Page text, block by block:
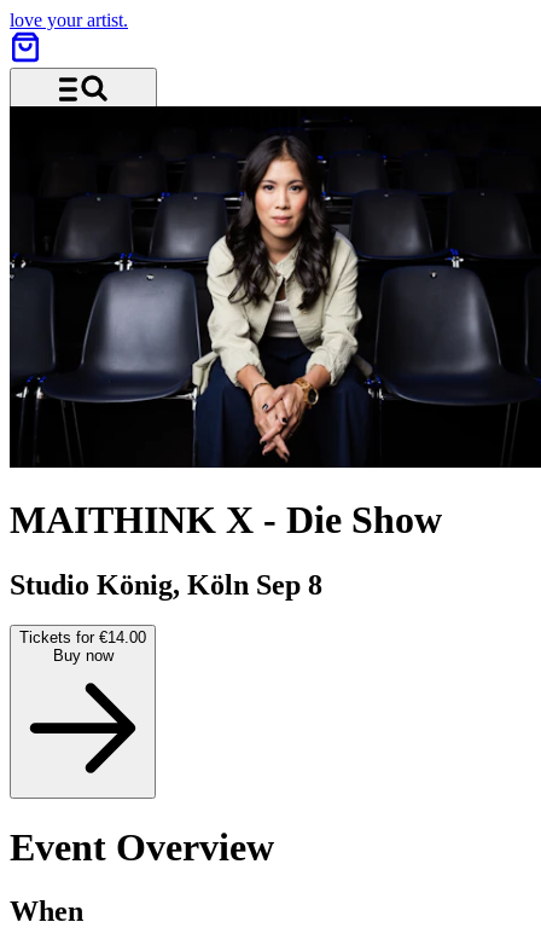
love your artist.
MAITHINK X - Die Show
Studio König, Köln Sep 8
Tickets for €14.00
Buy now
Event Overview
When